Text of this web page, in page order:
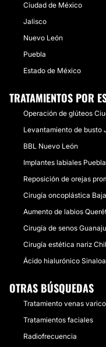
Ciudad de México
Jalisco
Nuevo León
Puebla
Estado de México
TRATAMIENTOS POR
Operación de glúteos
Levantamiento de busto
BBL Nuevo León
Implantes labiales Puebla
Reposición de orejas
Cirugía oncoplástica
Aumento de labios
Cirugía de senos
Cirugía estética nariz
Ácido hialurónico Sinaloa
OTRAS BÚSQUEDAS
Tratamiento venas
Tratamientos faciales
Radiofrecuencia